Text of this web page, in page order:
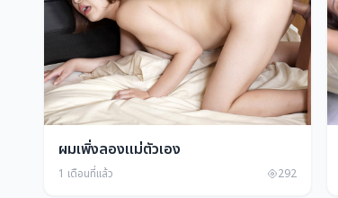
ผมเพิ่งลองแม่ตัวเอง
1 เดือนที่แล้ว 292